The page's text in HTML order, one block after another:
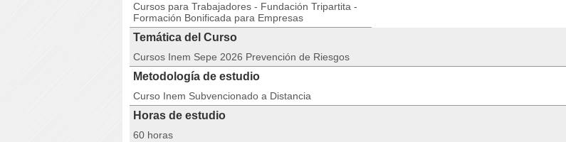
Cursos para Trabajadores - Fundación Tripartita -
Formación Bonificada para Empresas
Temática del Curso
Cursos Inem Sepe 2026 Prevención de Riesgos
Metodología de estudio
Curso Inem Subvencionado a Distancia
Horas de estudio
60 horas